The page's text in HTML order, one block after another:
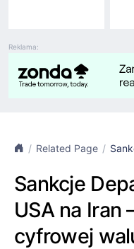
Reklama:
Related Page
Sankcje
USA na Iran
cyfrowej